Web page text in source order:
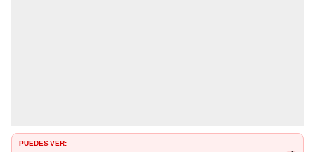
PUEDES VER: